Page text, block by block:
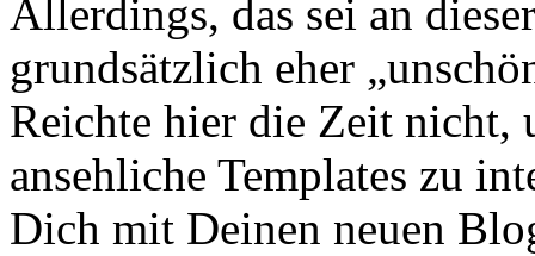
Allerdings, das sei an
grundsätzlich eher
Reichte hier die Zeit nicht,
ansehliche Templates zu
Dich mit Deinen neuen